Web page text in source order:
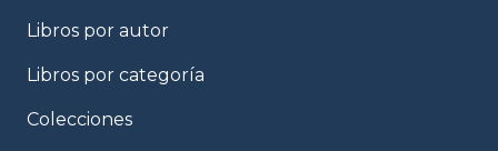
Libros por autor
Libros por categoría
Colecciones